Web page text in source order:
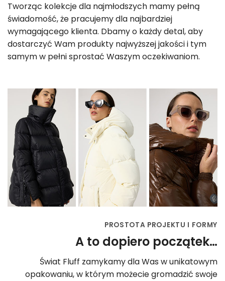
Tworząc kolekcje dla najmłodszych mamy pełną
świadomość, że pracujemy dla najbardziej
wymagającego klienta. Dbamy o każdy detal, aby
dostarczyć Wam produkty najwyższej jakości i tym
samym w pełni sprostać Waszym oczekiwaniom.
PROSTOTA PROJEKTU I FORMY
A to dopiero początek…
Świat Fluff zamykamy dla Was w unikatowym
opakowaniu, w którym możecie gromadzić swoje